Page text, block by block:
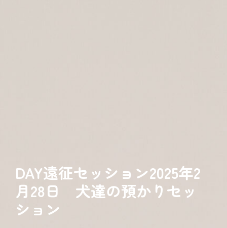
DAY遠征セッション2025年2
月28日 犬達の預かりセッ
ション